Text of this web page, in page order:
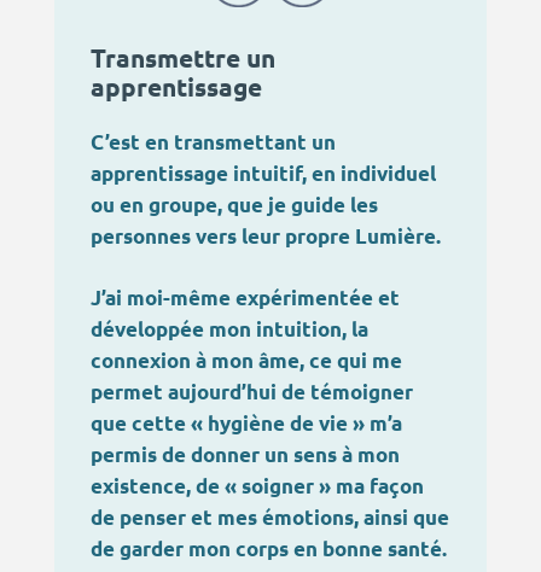
Transmettre un
apprentissage
C’est en transmettant un
apprentissage intuitif, en individuel
ou en groupe, que je guide les
personnes vers leur propre Lumière.
J’ai moi-même expérimentée et
développée mon intuition, la
connexion à mon âme, ce qui me
permet aujourd’hui de témoigner
que cette « hygiène de vie » m’a
permis de donner un sens à mon
existence, de « soigner » ma façon
de penser et mes émotions, ainsi que
de garder mon corps en bonne santé.